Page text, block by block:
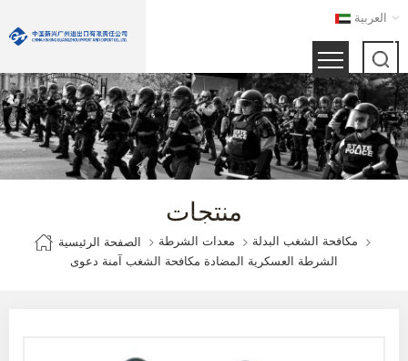
العربية
منتجات
الصفحة الرئيسية معدات الشرطة
مكافحة الشغب البدلة
الشرطة العسكرية المضادة مكافحة الشغب آمنة دعوى